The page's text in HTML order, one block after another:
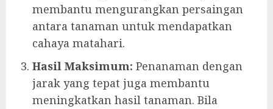
membantu mengurangkan persaingan
antara tanaman untuk mendapatkan
cahaya matahari.
Hasil Maksimum: Penanaman dengan
jarak yang tepat juga membantu
meningkatkan hasil tanaman. Bila